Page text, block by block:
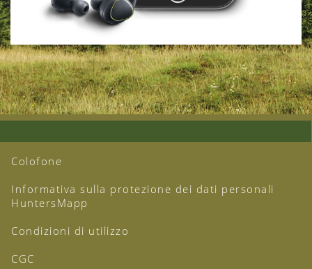
Colofone
Informativa sulla protezione dei dati personali
HuntersMapp
Condizioni di utilizzo
CGC